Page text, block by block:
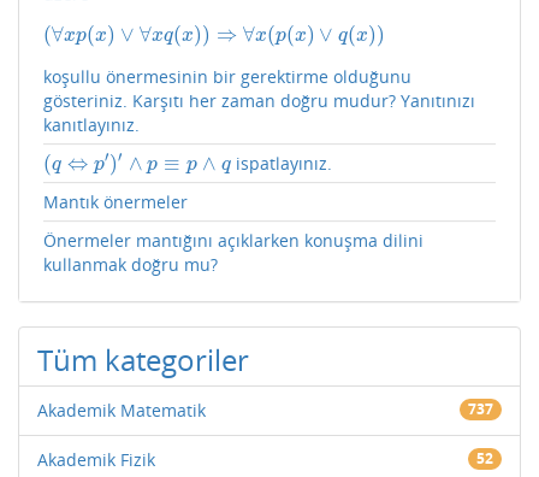
(∀xp(x) ∨ ∀xq(x)) ⇒ ∀x(p(x) ∨ q(x))
(∀ xp( x)∨∀xq(x) ⇒∀x(p(x)∨q( x))
koşullu önermesinin bir gerektirme olduğunu
gösteriniz. Karşıtı her zaman doğru mudur? Yanıtınızı
kanıtlayınız.
(q ⇔ p′)′ ∧ p ≡ p ∧ q
(q⇔p′ )′∧p ≡p ∧q
ispatlayınız.
Mantık önermeler
Önermeler mantığını açıklarken konuşma dilini
kullanmak doğru mu?
Tüm kategoriler
Akademik Matematik 737
Akademik Fizik 52